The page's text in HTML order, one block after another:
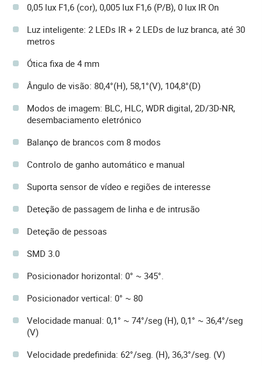
0,05 lux F1,6 (cor), 0,005 lux F1,6 (P/B), 0 lux IR On
Luz inteligente: 2 LEDs IR + 2 LEDs de luz branca, até 30
metros
Ótica fixa de 4 mm
Ângulo de visão: 80,4°(H), 58,1°(V), 104,8°(D)
Modos de imagem: BLC, HLC, WDR digital, 2D/3D-NR,
desembaciamento eletrónico
Balanço de brancos com 8 modos
Controlo de ganho automático e manual
Suporta sensor de vídeo e regiões de interesse
Deteção de passagem de linha e de intrusão
Deteção de pessoas
SMD 3.0
Posicionador horizontal: 0° ~ 345°.
Posicionador vertical: 0° ~ 80
Velocidade manual: 0,1° ~ 74°/seg (H), 0,1° ~ 36,4°/seg
(V)
Velocidade predefinida: 62°/seg. (H), 36,3°/seg. (V)